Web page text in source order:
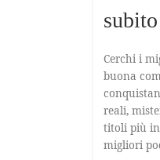
subito
Cerchi i
buona
reali,
titoli più
migliori